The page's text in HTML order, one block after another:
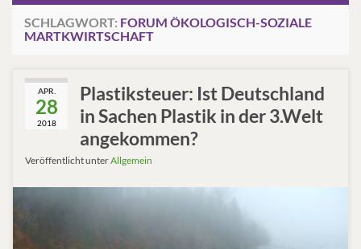
SCHLAGWORT: FORUM ÖKOLOGISCH-SOZIALE
MARTKWIRTSCHAFT
APR.
28
2018
Plastiksteuer: Ist Deutschland
in Sachen Plastik in der 3.Welt
angekommen?
Veröffentlicht unterAllgemein